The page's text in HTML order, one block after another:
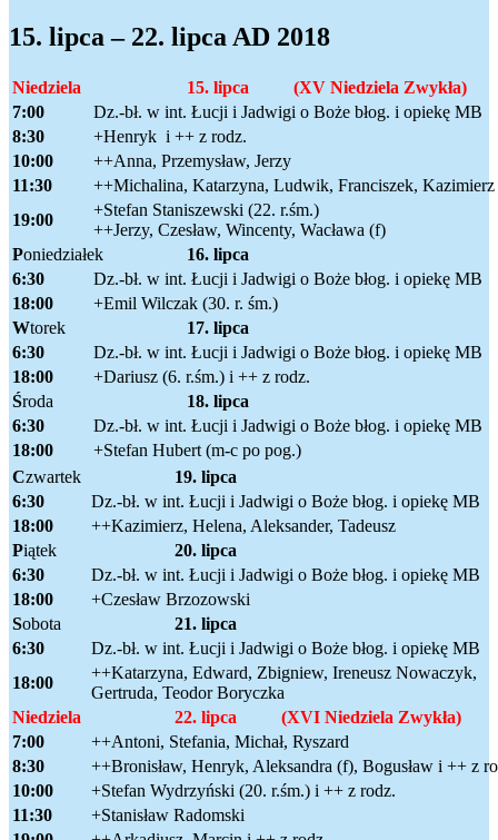
15. lipca – 22. lipca AD 2018
Niedziela
15. lipca (XV Niedziela Zwykła)
7:00
Dz.-bł. w int. Łucji i Jadwigi o Boże błog. i opiekę MB
8:30
+Henryk i ++ z rodz.
10:00
++Anna, Przemysław, Jerzy
11:30
++Michalina, Katarzyna, Ludwik, Franciszek, Kazimierz
19:00
+Stefan Staniszewski (22. r.śm.)
++Jerzy, Czesław, Wincenty, Wacława (f)
Poniedziałek
16. lipca
6:30
Dz.-bł. w int. Łucji i Jadwigi o Boże błog. i opiekę MB
18:00
+Emil Wilczak (30. r. śm.)
Wtorek
17. lipca
6:30
Dz.-bł. w int. Łucji i Jadwigi o Boże błog. i opiekę MB
18:00
+Dariusz (6. r.śm.) i ++ z rodz.
Środa
18. lipca
6:30
Dz.-bł. w int. Łucji i Jadwigi o Boże błog. i opiekę MB
18:00
+Stefan Hubert (m-c po pog.)
Czwartek
19. lipca
6:30
Dz.-bł. w int. Łucji i Jadwigi o Boże błog. i opiekę MB
18:00
++Kazimierz, Helena, Aleksander, Tadeusz
Piątek
20. lipca
6:30
Dz.-bł. w int. Łucji i Jadwigi o Boże błog. i opiekę MB
18:00
+Czesław Brzozowski
Sobota
21. lipca
6:30
Dz.-bł. w int. Łucji i Jadwigi o Boże błog. i opiekę MB
18:00
++Katarzyna, Edward, Zbigniew, Ireneusz Nowaczyk,
Gertruda, Teodor Boryczka
Niedziela
22. lipca (XVI Niedziela Zwykła)
7:00
++Antoni, Stefania, Michał, Ryszard
8:30
++Bronisław, Henryk, Aleksandra (f), Bogusław i ++ z
10:00
+Stefan Wydrzyński (20. r.śm.) i ++ z rodz.
11:30
+Stanisław Radomski